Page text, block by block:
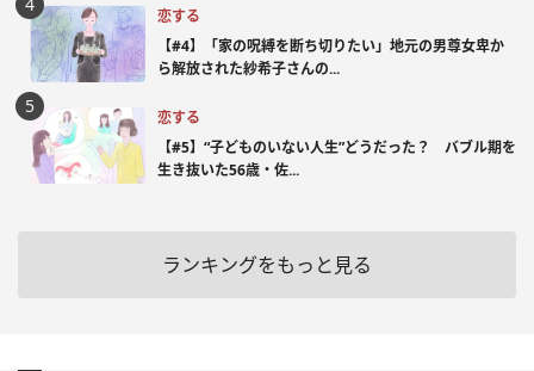
恋する
【#4】「家の呪縛を断ち切りたい」地元の男尊女卑か
ら解放された紗希子さんの...
恋する
【#5】“子どものいない人生”どうだった？ バブル期を
生き抜いた56歳・佐...
ランキングをもっと見る